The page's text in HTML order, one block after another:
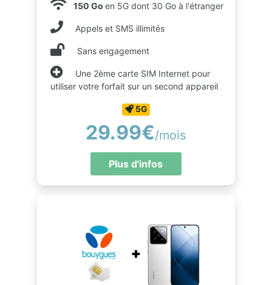
150 Go en 5G dont 30 Go à l'étranger
Appels et SMS illimités
Sans engagement
Une 2ème carte SIM Internet pour
utiliser votre forfait sur un second appareil
5G
29.99€/mois
Plus d'infos